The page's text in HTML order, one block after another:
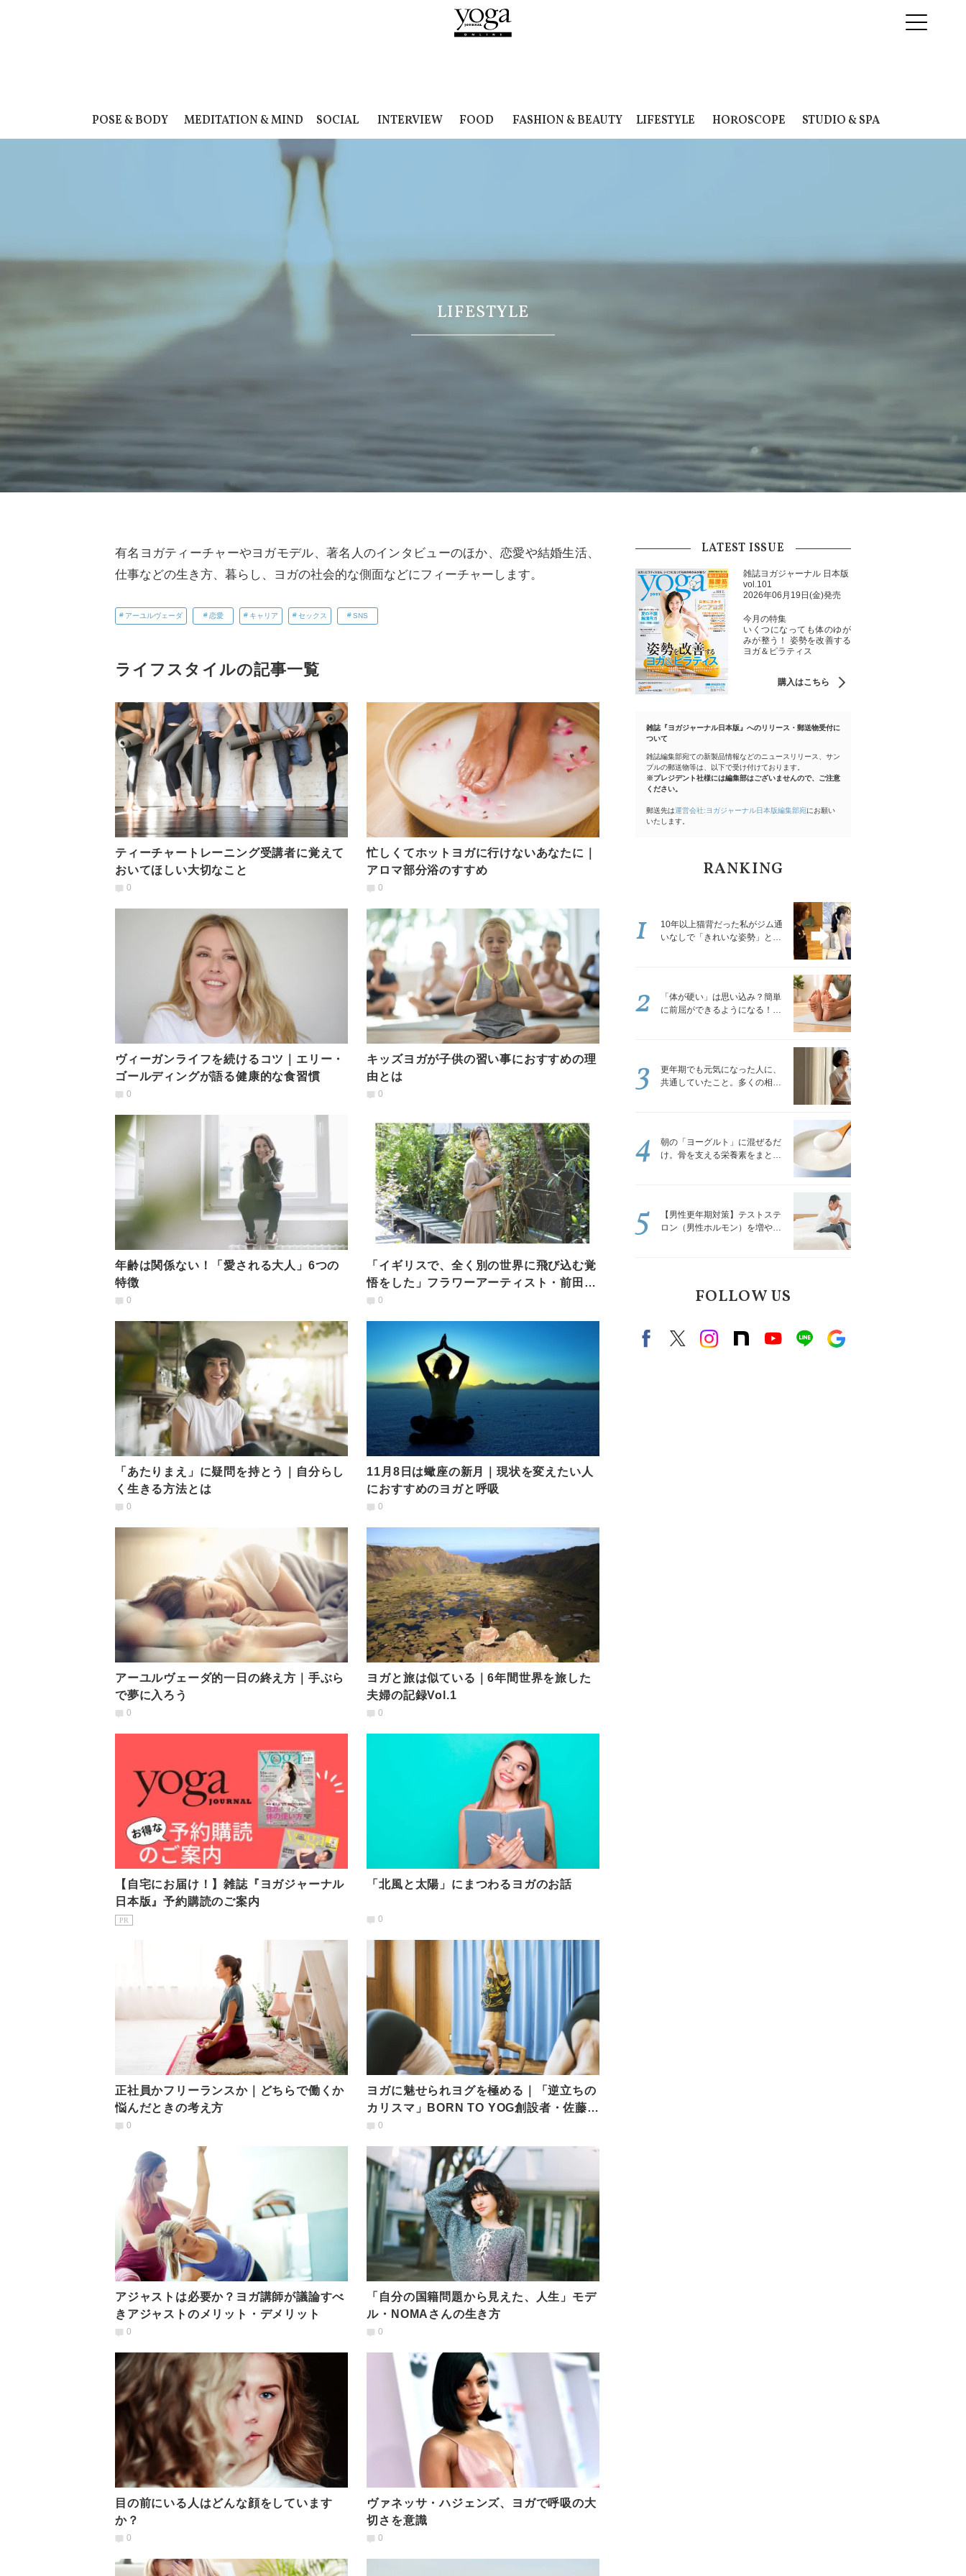
POSE & BODY MEDITATION & MIND SOCIAL INTERVIEW FOOD FASHION & BEAUTY LIFESTYLE HOROSCOPE STUDIO & SPA
LIFESTYLE
有名ヨガティーチャーやヨガモデル、著名人のインタビューのほか、恋愛や結婚生活、
仕事などの生き方、暮らし、ヨガの社会的な側面などにフィーチャーします。
アーユルヴェーダ 恋愛 キャリア セックス SNS
ライフスタイルの記事一覧
ティーチャートレーニング受講者に覚えて
おいてほしい大切なこと
0
忙しくてホットヨガに行けないあなたに｜
アロマ部分浴のすすめ
0
ヴィーガンライフを続けるコツ｜エリー・
ゴールディングが語る健康的な食習慣
0
キッズヨガが子供の習い事におすすめの理
由とは
0
年齢は関係ない！「愛される大人」6つの
特徴
0
「イギリスで、全く別の世界に飛び込む覚
悟をした」フラワーアーティスト・前田有
紀さんの生き方
0
「あたりまえ」に疑問を持とう｜自分らし
く生きる方法とは
0
11月8日は蠍座の新月｜現状を変えたい人
におすすめのヨガと呼吸
0
アーユルヴェーダ的一日の終え方｜手ぶら
で夢に入ろう
0
ヨガと旅は似ている｜6年間世界を旅した
夫婦の記録Vol.1
0
【自宅にお届け！】雑誌『ヨガジャーナル
日本版』予約購読のご案内
PR
「北風と太陽」にまつわるヨガのお話
0
正社員かフリーランスか｜どちらで働くか
悩んだときの考え方
0
ヨガに魅せられヨグを極める｜「逆立ちの
カリスマ」BORN TO YOG創設者・佐藤ベ
ジさんの純心
0
アジャストは必要か？ヨガ講師が議論すべ
きアジャストのメリット・デメリット
0
「自分の国籍問題から見えた、人生」モデ
ル・NOMAさんの生き方
0
目の前にいる人はどんな顔をしています
か？
0
ヴァネッサ・ハジェンズ、ヨガで呼吸の大
切さを意識
0
LATEST ISSUE
雑誌ヨガジャーナル 日本版
vol.101
2026年06月19日(金)発売
今月の特集
いくつになっても体のゆが
みが整う！ 姿勢を改善する
ヨガ＆ピラティス
購入はこちら
雑誌『ヨガジャーナル日本版』へのリリース・郵送物受付に
ついて
雑誌編集部宛ての新製品情報などのニュースリリース、サン
プルの郵送物等は、以下で受け付けております。
※プレジデント社様には編集部はございませんので、ご注意
ください。
郵送先は運営会社:ヨガジャーナル日本版編集部宛にお願い
いたします。
RANKING
10年以上猫背だった私がジム通
いなしで「きれいな姿勢」と褒
1
「体が硬い」は思い込み？簡単
に前屈ができるようになる！腿
2
更年期でも元気になった人に、
共通していたこと。多くの相談
3
朝の「ヨーグルト」に混ぜるだ
け。骨を支える栄養素をまとめ
4
【男性更年期対策】テストステ
ロン（男性ホルモン）を増やす
5
FOLLOW US
FacebookX（旧twitter）
instagram
note Youtubeline